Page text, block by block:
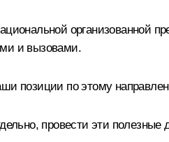
организованной
и вызовами.
позиции по этому
провести эти